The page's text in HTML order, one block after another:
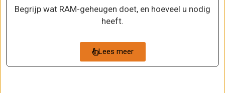
Begrijp wat RAM-geheugen doet, en hoeveel u nodig
heeft.
Lees meer